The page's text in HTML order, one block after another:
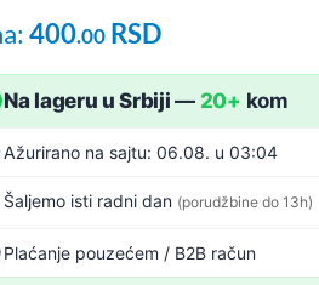
400.00 RSD
Na lageru u Srbiji — 20+ kom
Ažurirano na sajtu: 06.08. u 03:04
Šaljemo isti radni dan (porudžbine do 13h)
Plaćanje pouzećem / B2B račun